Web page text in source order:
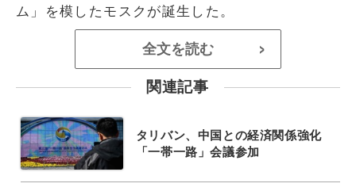
ム」を模したモスクが誕生した。
全文を読む >
関連記事
タリバン、中国との経済関係強化
「一帯一路」会議参加